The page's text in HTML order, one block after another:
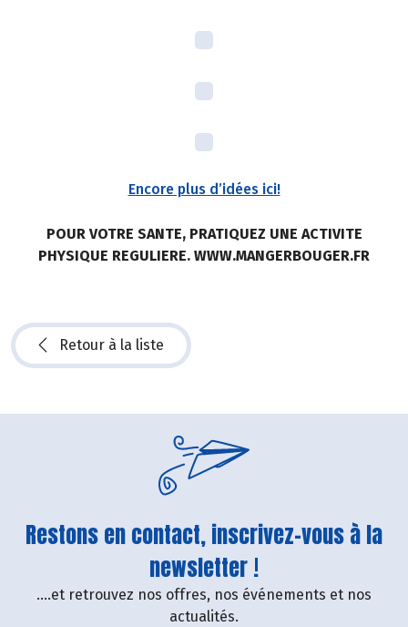
Encore plus d’idées ici!
POUR VOTRE SANTE, PRATIQUEZ UNE ACTIVITE
PHYSIQUE REGULIERE. WWW.MANGERBOUGER.FR
Retour à la liste
Restons en contact, inscrivez-vous à la
newsletter !
....et retrouvez nos offres, nos événements et nos
actualités.